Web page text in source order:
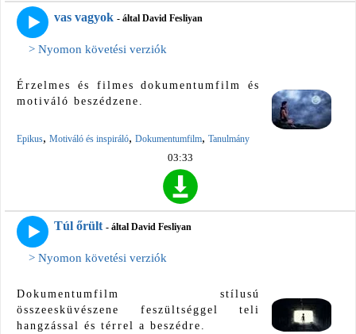
vas vagyok - által David Fesliyan
> Nyomon követési verziók
Érzelmes és filmes dokumentumfilm és
motiváló beszédzene.
Epikus, Motiváló és inspiráló, Dokumentumfilm, Tanulmány
03:33
Túl őrült - által David Fesliyan
> Nyomon követési verziók
Dokumentumfilm stílusú
összeesküvészene feszültséggel teli
hangzással és térrel a beszédre.